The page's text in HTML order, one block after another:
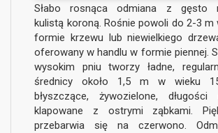
Słabo rosnąca odmiana z gęsto
kulistą koroną. Rośnie powoli do 2-3
formie krzewu lub niewielkiego
oferowany w handlu w formie piennej.
wysokim pniu tworzy ładne,
średnicy około 1,5 m w wieku
błyszczące, żywozielone,
klapowane z ostrymi ząbkami.
przebarwia się na czerwono.